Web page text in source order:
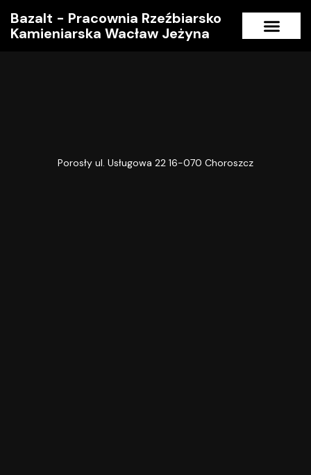
Bazalt - Pracownia Rzeźbiarsko
Kamieniarska Wacław Jeżyna
Porosły ul. Usługowa 22 16-070 Choroszcz